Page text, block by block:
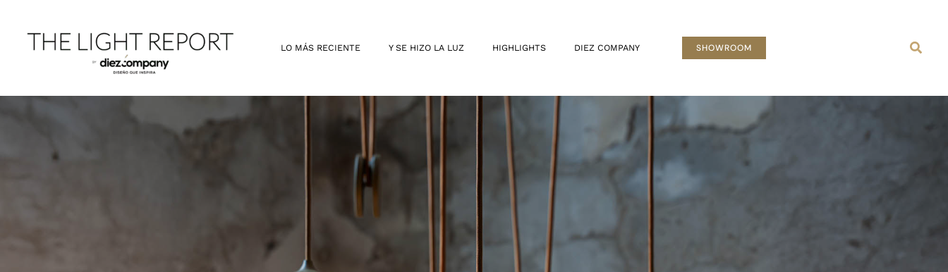
contenido
LO MÁS RECIENTE Y SE HIZO LA LUZ HIGHLIGHTS DIEZ COMPANY SHOWROOM